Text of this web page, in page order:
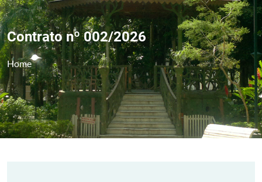
Contrato nº 002/2026
Home